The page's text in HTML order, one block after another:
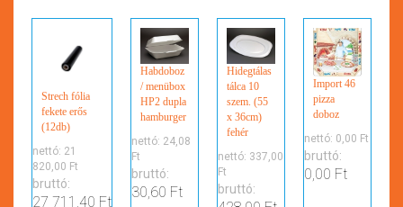
Strech fólia
fekete erős
(12db)
nettó: 21
820,00 Ft
bruttó:
27 711,40 Ft
Habdoboz
/ menübox
HP2 dupla
hamburger
nettó: 24,08
Ft
bruttó:
30,60 Ft
Hidegtálas
tálca 10
szem. (55
x 36cm)
fehér
nettó: 337,00
Ft
bruttó:
Import 46
pizza
doboz
nettó: 0,00 Ft
bruttó:
0,00 Ft